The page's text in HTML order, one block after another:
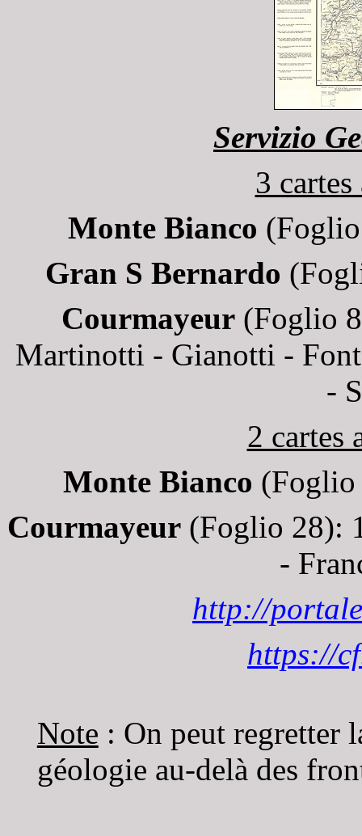
Servizio
3
Monte Bianco
Gran S Bernardo
Courmayeur (Foglio
Martinotti - Gianotti -
-
2 cartes
Monte Bianco (Foglio
Courmayeur(Foglio 28):
-
http://
https://
Note : On peut regretter
géologie au-delà des